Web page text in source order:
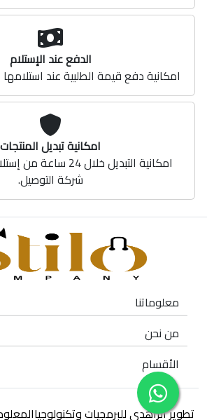
الدفع عند الإستلام
امكانية دفع قيمة الطلبية عند
امكانية تبديل المنتجات
امكانية التبديل خلال
شركة التوصيل.
معلوماتنا
من نحن
الأقسام
تطوير الزاهدي للبرمجيات